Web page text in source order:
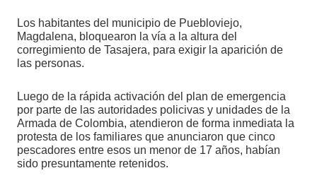
Los habitantes del municipio de Puebloviejo,
Magdalena, bloquearon la vía a la altura del
corregimiento de Tasajera, para exigir la aparición de
las personas.
Luego de la rápida activación del plan de emergencia
por parte de las autoridades policivas y unidades de la
Armada de Colombia, atendieron de forma inmediata la
protesta de los familiares que anunciaron que cinco
pescadores entre esos un menor de 17 años, habían
sido presuntamente retenidos.